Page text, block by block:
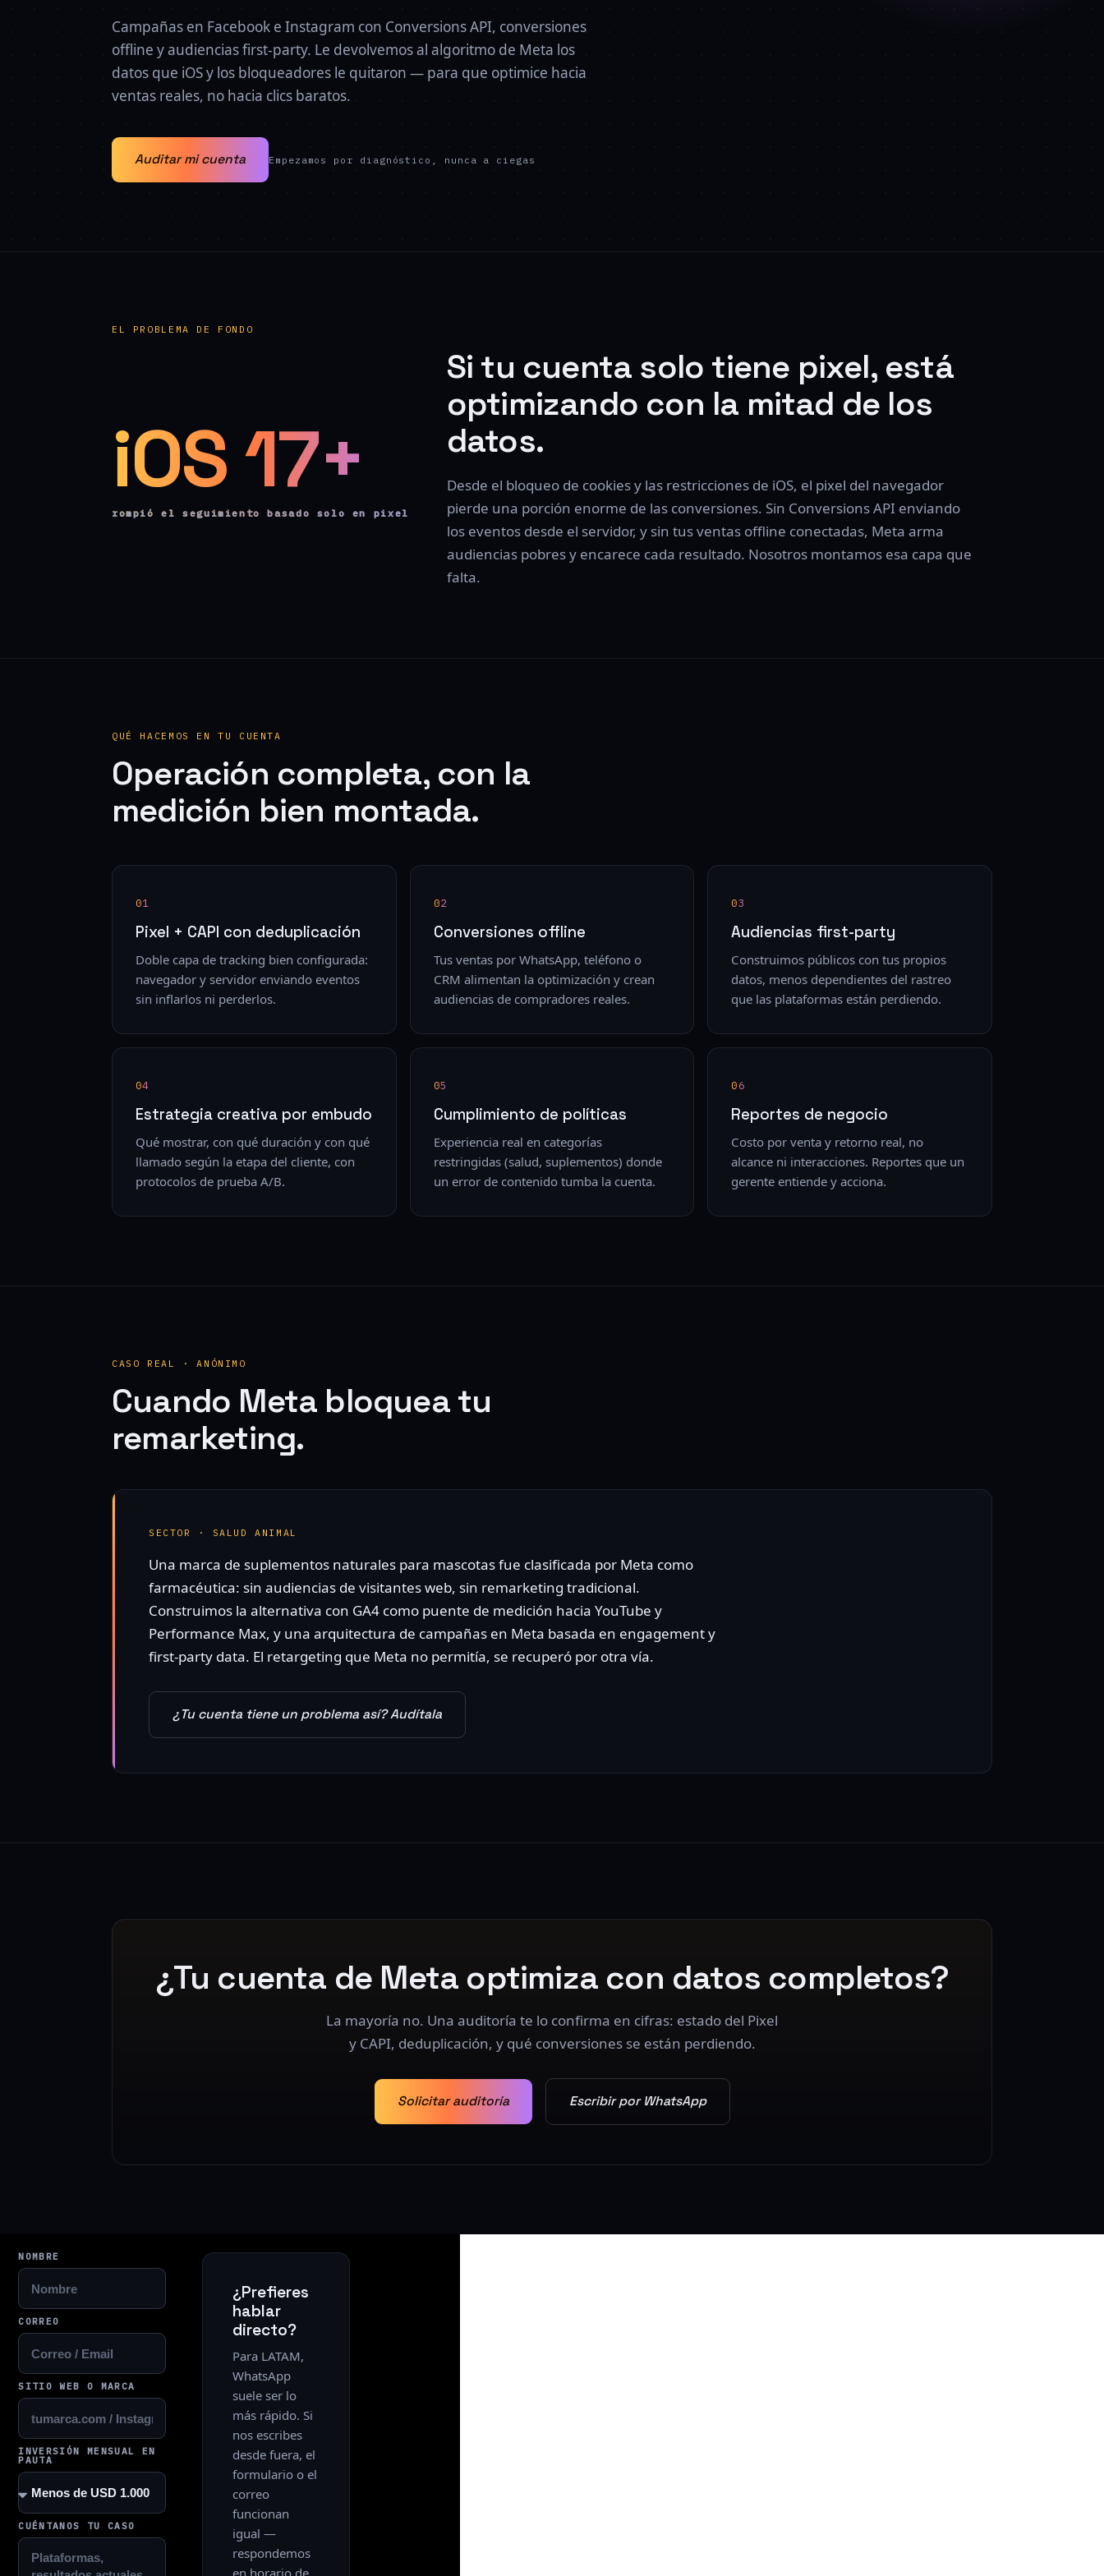
Campañas en Facebook e Instagram con Conversions API, conversiones
offline y audiencias first-party. Le devolvemos al algoritmo de Meta los
datos que iOS y los bloqueadores le quitaron — para que optimice hacia
ventas reales, no hacia clics baratos.
Auditar mi cuenta Empezamos por diagnóstico, nunca a ciegas
EL PROBLEMA DE FONDO
iOS 17+
rompió el seguimiento basado solo en pixel
Si tu cuenta solo tiene pixel, está
optimizando con la mitad de los
datos.
Desde el bloqueo de cookies y las restricciones de iOS, el pixel del navegador
pierde una porción enorme de las conversiones. Sin Conversions API enviando
los eventos desde el servidor, y sin tus ventas offline conectadas, Meta arma
audiencias pobres y encarece cada resultado. Nosotros montamos esa capa que
falta.
QUÉ HACEMOS EN TU CUENTA
Operación completa, con la
medición bien montada.
01
Pixel + CAPI con deduplicación
Doble capa de tracking bien configurada:
navegador y servidor enviando eventos
sin inflarlos ni perderlos.
02
Conversiones offline
Tus ventas por WhatsApp, teléfono o
CRM alimentan la optimización y crean
audiencias de compradores reales.
03
Audiencias first-party
Construimos públicos con tus propios
datos, menos dependientes del rastreo
que las plataformas están perdiendo.
04
Estrategia creativa por embudo
Qué mostrar, con qué duración y con qué
llamado según la etapa del cliente, con
protocolos de prueba A/B.
05
Cumplimiento de políticas
Experiencia real en categorías
restringidas (salud, suplementos) donde
un error de contenido tumba la cuenta.
06
Reportes de negocio
Costo por venta y retorno real, no
alcance ni interacciones. Reportes que un
gerente entiende y acciona.
CASO REAL · ANÓNIMO
Cuando Meta bloquea tu
remarketing.
SECTOR · SALUD ANIMAL
Una marca de suplementos naturales para mascotas fue clasificada por Meta como
farmacéutica: sin audiencias de visitantes web, sin remarketing tradicional.
Construimos la alternativa con GA4 como puente de medición hacia YouTube y
Performance Max, y una arquitectura de campañas en Meta basada en engagement y
first-party data. El retargeting que Meta no permitía, se recuperó por otra vía.
¿Tu cuenta tiene un problema así? Audítala
¿Tu cuenta de Meta optimiza con datos completos?
La mayoría no. Una auditoría te lo confirma en cifras: estado del Pixel
y CAPI, deduplicación, y qué conversiones se están perdiendo.
Solicitar auditoría Escribir por WhatsApp
NOMBRE
CORREO
SITIO WEB O MARCA
INVERSIÓN MENSUAL EN
PAUTA
CUÉNTANOS TU CASO
¿Prefieres
hablar
directo?
Para LATAM,
WhatsApp
suele ser lo
más rápido. Si
nos escribes
desde fuera, el
formulario o el
correo
funcionan
igual —
respondemos